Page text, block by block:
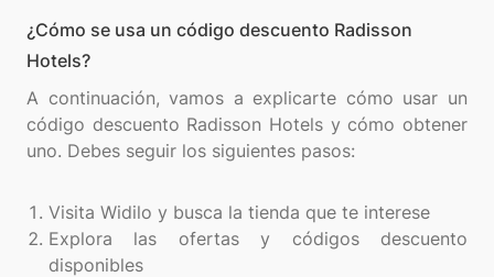
¿Cómo se usa un código descuento Radisson
Hotels?
A continuación, vamos a explicarte cómo usar un
código descuento Radisson Hotels y cómo obtener
uno. Debes seguir los siguientes pasos:
Visita Widilo y busca la tienda que te interese
Explora las ofertas y códigos descuento
disponibles